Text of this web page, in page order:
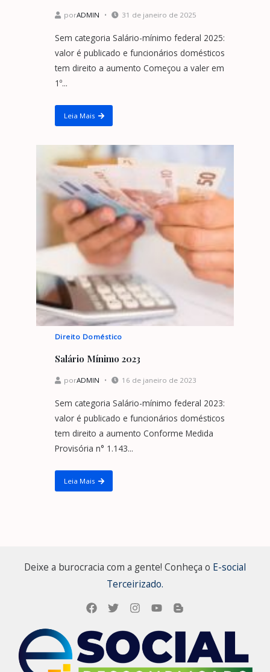
porADMIN 31 de janeiro de 2025
Sem categoria Salário-mínimo federal 2025:
valor é publicado e funcionários domésticos
tem direito a aumento Começou a valer em
1º...
Leia Mais
Direito Doméstico
Salário Mínimo 2023
porADMIN 16 de janeiro de 2023
Sem categoria Salário-mínimo federal 2023:
valor é publicado e funcionários domésticos
tem direito a aumento Conforme Medida
Provisória n° 1.143...
Leia Mais
Deixe a burocracia com a gente! Conheça o E-social
Terceirizado.